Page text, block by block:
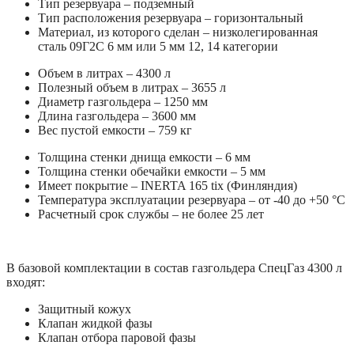
Тип резервуара – подземный
Тип расположения резервуара – горизонтальный
Материал, из которого сделан – низколегированная
сталь 09Г2С 6 мм или 5 мм 12, 14 категории
Объем в литрах – 4300 л
Полезный объем в литрах – 3655 л
Диаметр газгольдера – 1250 мм
Длина газгольдера – 3600 мм
Вес пустой емкости – 759 кг
Толщина стенки днища емкости – 6 мм
Толщина стенки обечайки емкости – 5 мм
Имеет покрытие – INERTA 165 tix (Финляндия)
Температура эксплуатации резервуара – от -40 до +50 °C
Расчетный срок службы – не более 25 лет
В базовой комплектации в состав газгольдера СпецГаз 4300 л
входят:
Защитный кожух
Клапан жидкой фазы
Клапан отбора паровой фазы